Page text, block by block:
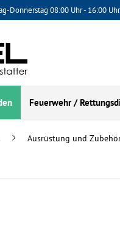
Donnerstag 08:00 Uhr - 16:00
Feuerwehr /
Ausrüstung und